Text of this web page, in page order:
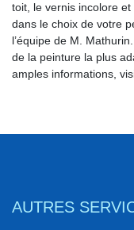
toit, le vernis incolore
dans le choix de votre
l’équipe de M.
de la peinture la plus
amples informations,
AUTRES